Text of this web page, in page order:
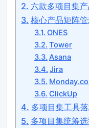
六款多项目集
核心产品矩阵
ONES
Tower
Asana
Jira
ClickUp
多项目集工具
多项目集统筹